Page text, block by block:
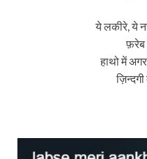
ये लकीरे, ये
हाथो में